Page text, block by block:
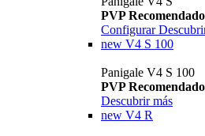
PVP
Configurar
new V4 S 100
Panigale V4 S 100
PVP
Descubrir más
new V4 R